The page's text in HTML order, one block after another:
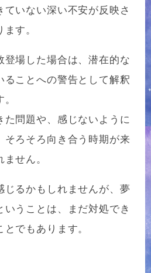
いない深い不安が反映さ
す。
登場した場合は、潜在的な
ることへの警告として解釈
た問題や、感じないように
そろそろ向き合う時期が来
せん。
じるかもしれませんが、夢
うことは、まだ対処でき
でもあります。